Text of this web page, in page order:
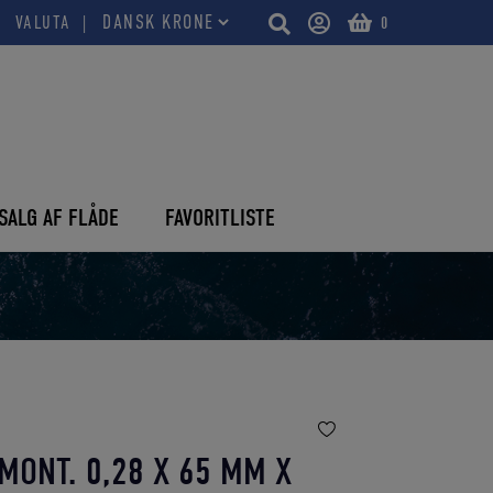
VALUTA 0
AF FLÅDE FAVORITLISTE
0,28 X 65 MM X